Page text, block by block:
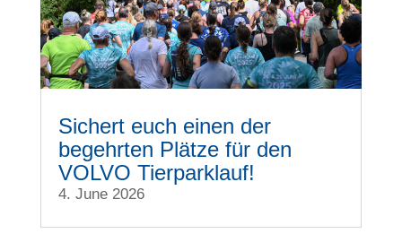
Sichert euch einen der
begehrten Plätze für den
VOLVO Tierparklauf!
4. June 2026